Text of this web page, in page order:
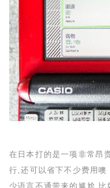
在日本打的是一项非常昂
行,还可以省下不少费用噢
少语言不通带来的尴尬,比